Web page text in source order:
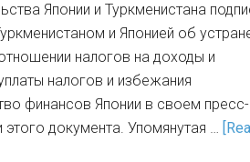
Японии и Туркменистана
и Японией об
налогов на доходы и
налогов и избежания
финансов Японии в своем
документа. Упомянутая …